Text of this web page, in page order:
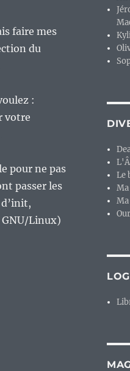
faire mes
du
:
votre
pour ne pas
passer les
Linux)
Le
Ma